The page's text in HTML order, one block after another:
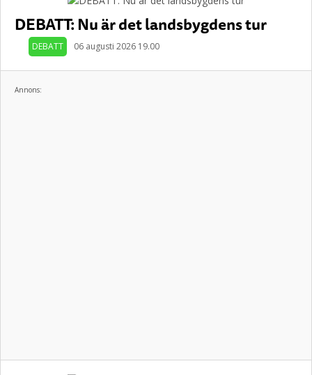
DEBATT: Nu är det landsbygdens tur
DEBATT 06 augusti 2026 19.00
Annons: